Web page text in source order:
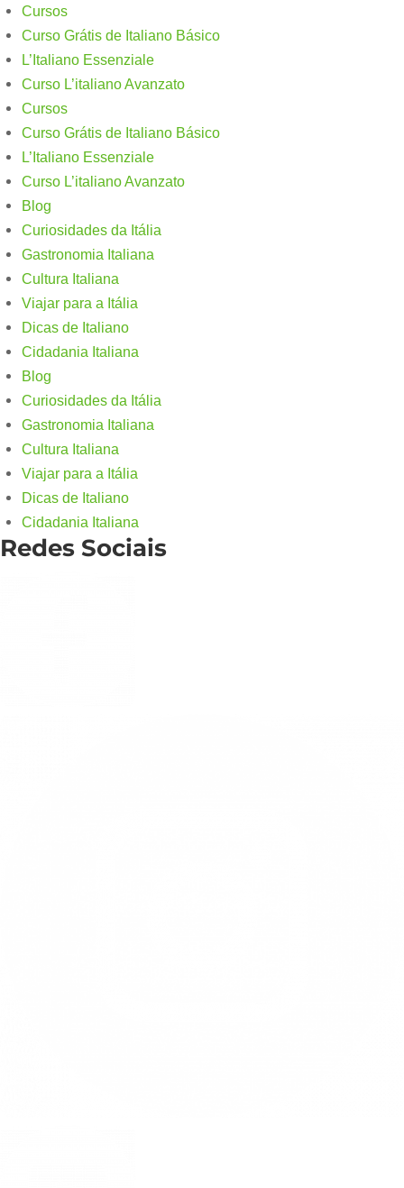
Cursos
Curso Grátis de Italiano Básico​
L’Italiano Essenziale
Curso L’italiano Avanzato
Cursos
Curso Grátis de Italiano Básico​
L’Italiano Essenziale
Curso L’italiano Avanzato
Blog
Curiosidades da Itália
Gastronomia Italiana
Cultura Italiana
Viajar para a Itália
Dicas de Italiano
Cidadania Italiana
Blog
Curiosidades da Itália
Gastronomia Italiana
Cultura Italiana
Viajar para a Itália
Dicas de Italiano
Cidadania Italiana
Redes Sociais